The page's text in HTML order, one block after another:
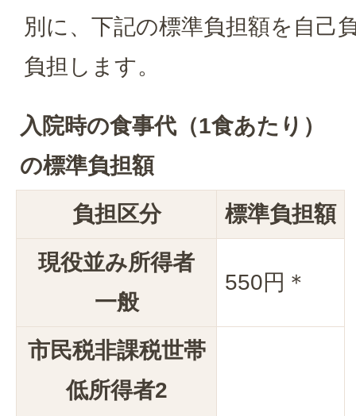
別に、下記の標準負担額を自己
負担します。
入院時の食事代（1食あたり）
の標準負担額
負担区分
標準負担額
現役並み所得者
一般
550円＊
市民税非課税世帯
低所得者2